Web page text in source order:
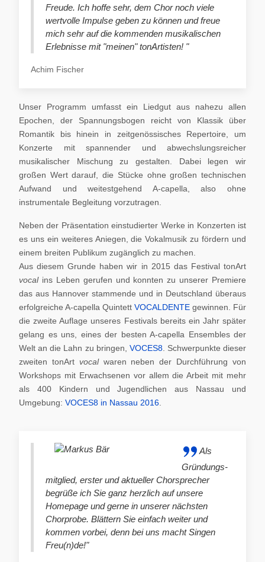
Freude. Ich hoffe sehr, dem Chor noch viele
wertvolle Impulse geben zu können und freue
mich sehr auf die kommenden musikalischen
Erlebnisse mit "meinen" tonArtisten! "
Achim Fischer
Unser Programm umfasst ein Liedgut aus nahezu allen
Epochen, der Spannungsbogen reicht von Klassik über
Romantik bis hinein in zeitgenössisches Repertoire, um
Konzerte mit spannender und abwechslungsreicher
musikalischer Mischung zu gestalten. Dabei legen wir
großen Wert darauf, die Stücke ohne großen technischen
Aufwand und weitestgehend A-capella, also ohne
instrumentale Begleitung vorzutragen.
Neben der Präsentation einstudierter Werke in Konzerten ist
es uns ein weiteres Aniegen, die Vokalmusik zu fördern und
einem breiten Publikum zugänglich zu machen.
Aus diesem Grunde haben wir in 2015 das Festival tonArt
vocal ins Leben gerufen und konnten zu unserer Premiere
das aus Hannover stammende und in Deutschland überaus
erfolgreiche A-capella Quintett VOCALDENTE gewinnen. Für
die zweite Auflage unseres Festivals bereits ein Jahr später
gelang es uns, eines der besten A-capella Ensembles der
Welt an die Lahn zu bringen, VOCES8. Schwerpunkte dieser
zweiten tonArt vocalwaren neben der Durchführung von
Workshops mit Erwachsenen vor allem die Arbeit mit mehr
als 400 Kindern und Jugendlichen aus Nassau und
Umgebung: VOCES8 in Nassau 2016
Als
Gründungs-
mitglied, erster und aktueller Chorsprecher
begrüße ich Sie ganz herzlich auf unsere
Homepage und gerne in unserer nächsten
Chorprobe. Blättern Sie einfach weiter und
kommen vorbei, denn bei uns macht Singen
Freu(n)de!"